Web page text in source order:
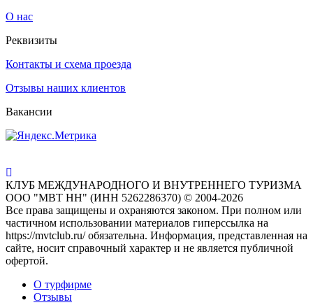
О нас
Реквизиты
Контакты и схема проезда
Отзывы наших клиентов
Вакансии
КЛУБ МЕЖДУНАРОДНОГО И ВНУТРЕННЕГО ТУРИЗМА
ООО "МВТ НН" (ИНН 5262286370) © 2004-2026
Все права защищены и охраняются законом. При полном или
частичном использовании материалов гиперссылка на
https://mvtclub.ru/ обязательна. Информация, представленная на
сайте, носит справочный характер и не является публичной
офертой.
О турфирме
Отзывы